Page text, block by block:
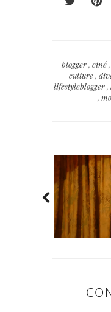
blogger, ciné,
culture,
lifestyleblogger,
,